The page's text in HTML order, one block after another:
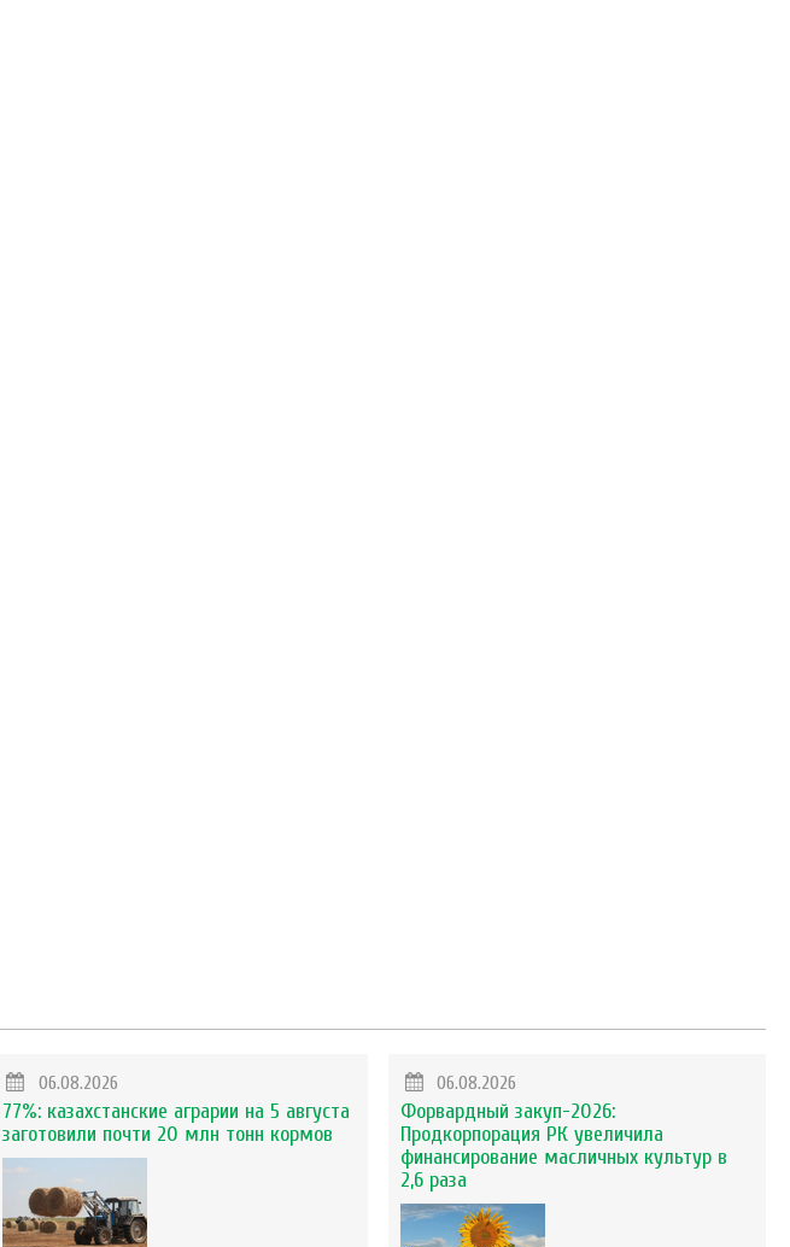
06.08.2026
77%: казахстанские аграрии на 5 августа
заготовили почти 20 млн тонн кормов
06.08.2026
Форвардный закуп-2026:
Продкорпорация РК увеличила
финансирование масличных культур в
2,6 раза